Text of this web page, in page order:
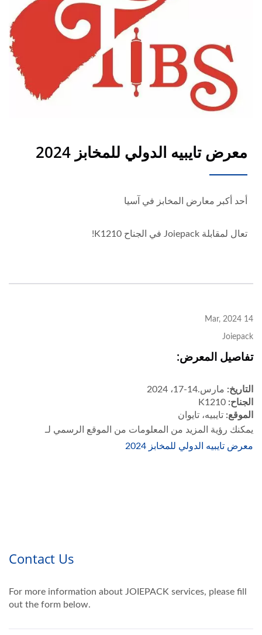
معرض تايبيه الدولي للمخابز 2024
أحد أكبر معارض المخابز في آسيا
تعال لمقابلة Joiepack في الجناح K1210!
14 Mar, 2024
Joiepack
تفاصيل المعرض:
التاريخ: مارس.14-17، 2024
الجناح:
الموقع: تايبيه، تايوان
يمكنك رؤية المزيد من المعلومات من الموقع الرسمي لـ
معرض تايبيه الدولي للمخابز 2024